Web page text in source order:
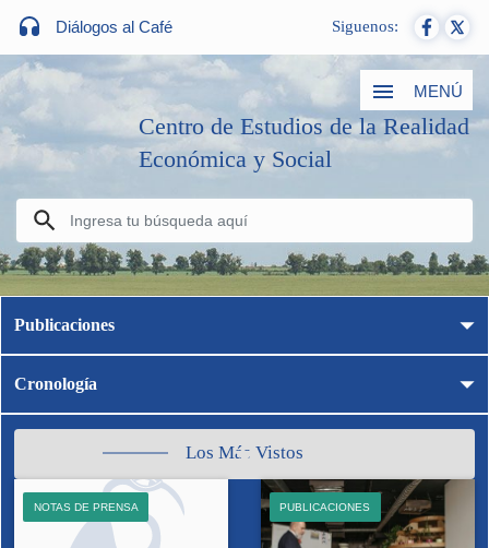
Diálogos al Café Siguenos:
MENÚ
Centro de Estudios de la Realidad
Económica y Social
Publicaciones
Cronología
Los Más Vistos
NOTAS DE PRENSA PUBLICACIONES